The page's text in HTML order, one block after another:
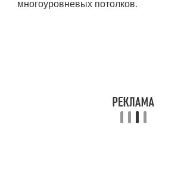
многоуровневых потолков.